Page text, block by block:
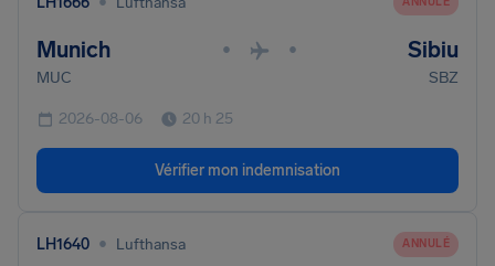
Munich • • Sibiu
MUC SBZ
2026-08-06 20 h 25
Vérifier mon indemnisation
LH1640 • Lufthansa ANNULÉ